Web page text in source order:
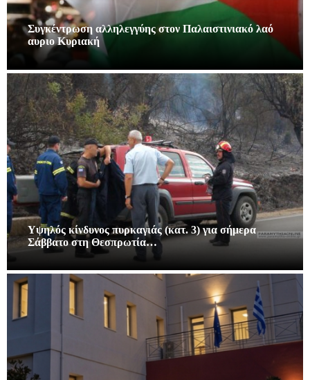
Συγκέντρωση αλληλεγγύης στον Παλαιστινιακό λαό
αυριο Κυριακή
Υψηλός κίνδυνος πυρκαγιάς (κατ. 3) για σήμερα
Σάββατο στη Θεσπρωτία…